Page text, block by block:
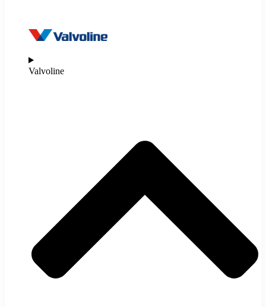
Valvoline